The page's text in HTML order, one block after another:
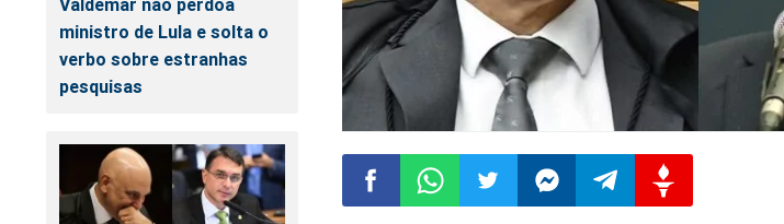
Valdemar não perdoa
ministro de Lula e solta o
verbo sobre estranhas
pesquisas